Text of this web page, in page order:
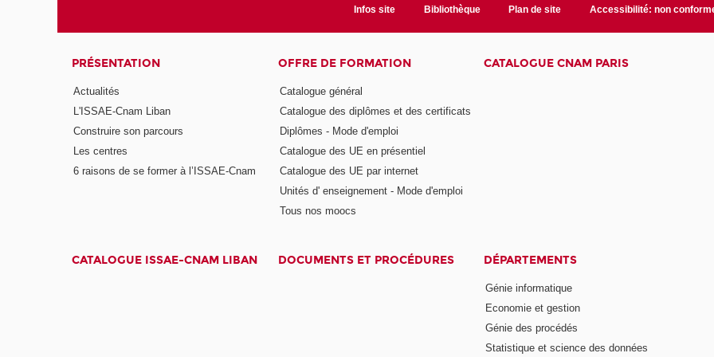
Infos site Bibliothèque Plan de site Accessibilité: non
PRÉSENTATION
Actualités
L'ISSAE-Cnam Liban
Construire son parcours
Les centres
6 raisons de se former à l’ISSAE-Cnam
OFFRE DE FORMATION
Catalogue général
Catalogue des diplômes et des certificats
Diplômes - Mode d'emploi
Catalogue des UE en présentiel
Catalogue des UE par internet
Unités d' enseignement - Mode d'emploi
Tous nos moocs
CATALOGUE CNAM PARIS
CATALOGUE ISSAE-CNAM LIBAN DOCUMENTS ET PROCÉDURES DÉPARTEMENTS
Génie informatique
Economie et gestion
Génie des procédés
Statistique et science des données